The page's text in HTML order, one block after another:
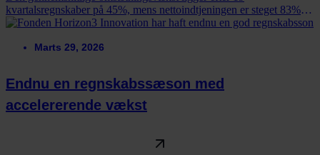
kvartalsregnskaber på 45%, mens nettoindtjeningen er steget 83%.
Her får du det samlede overblik.
Marts 29, 2026
Endnu en regnskabssæson med
accelererende vækst